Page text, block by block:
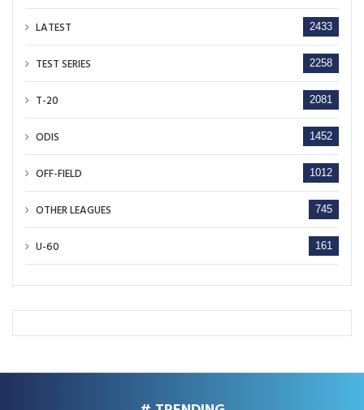
LATEST 2433
TEST SERIES 2258
T-20 2081
ODIS 1452
OFF-FIELD 1012
OTHER LEAGUES 745
U-60 161